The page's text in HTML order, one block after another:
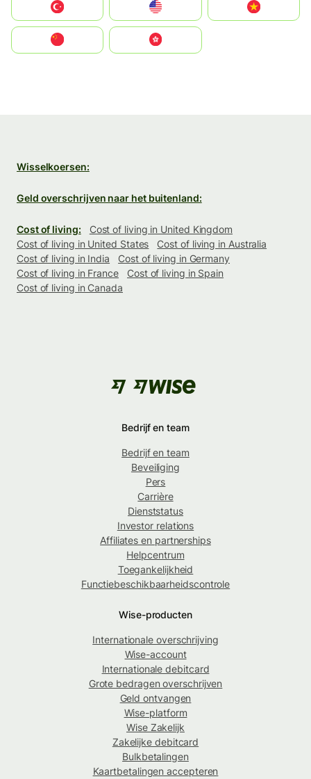
United States
中國香港特別行政區
Wisselkoersen:
Geld overschrijven naar het buitenland:
Cost of living:
Cost of living in United Kingdom
Cost of living in United States
Cost of living in Australia
Cost of living in India
Cost of living in Germany
Cost of living in France
Cost of living in Spain
Cost of living in Canada
Bedrijf en team
Bedrijf en team
Beveiliging
Pers
Carrière
Dienststatus
Investor relations
Affiliates en partnerships
Helpcentrum
Toegankelijkheid
Functiebeschikbaarheidscontrole
Wise-producten
Internationale overschrijving
Wise-account
Internationale debitcard
Grote bedragen overschrijven
Geld ontvangen
Wise-platform
Wise Zakelijk
Zakelijke debitcard
Bulkbetalingen
Kaartbetalingen accepteren